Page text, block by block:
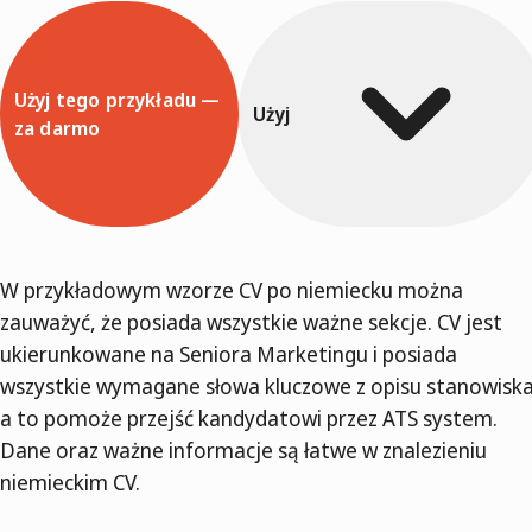
Użyj tego przykładu —
za darmo
Użyj
W przykładowym wzorze CV po niemiecku można
zauważyć, że posiada wszystkie ważne sekcje. CV jest
ukierunkowane na Seniora Marketingu i posiada
wszystkie wymagane słowa kluczowe z opisu
a to pomoże przejść kandydatowi przez ATS system.
Dane oraz ważne informacje są łatwe w znalezieniu
niemieckim CV.